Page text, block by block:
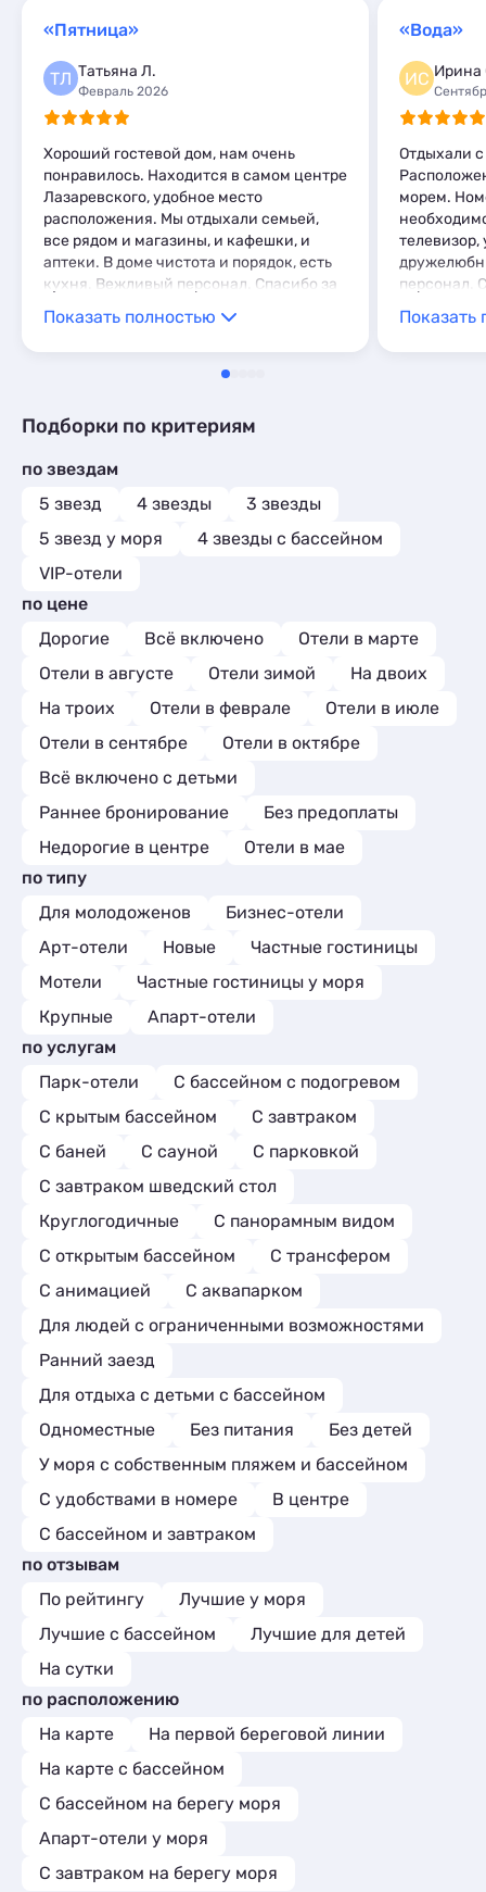
«Пятница»
ТЛ Татьяна Л.
Февраль 2026
Хороший гостевой дом, нам очень
понравилось. Находится в самом центре
Лазаревского, удобное место
расположения. Мы отдыхали семьей,
все рядом и магазины, и кафешки, и
аптеки. В доме чистота и порядок, есть
кухня. Вежливый персонал. Спасибо за
отличный отдых, летом обязательно
вернёмся к вам!
Показать полностью
«Вода»
ИС Ирина
Отдыхали
морем.
телевизор,
персонал.
отдых!
Показать
Подборки по критериям
по звездам
5 звезд
4 звезды
3 звезды
5 звезд у моря
4 звезды с бассейном
VIP-отели
по цене
Дорогие
Всё включено
Отели в марте
Отели в августе
Отели зимой
На двоих
На троих
Отели в феврале
Отели в июле
Отели в сентябре
Отели в октябре
Всё включено с детьми
Раннее бронирование
Без предоплаты
Недорогие в центре
Отели в мае
по типу
Для молодоженов
Бизнес-отели
Арт-отели
Новые
Частные гостиницы
Мотели
Частные гостиницы у моря
Крупные
Апарт-отели
по услугам
Парк-отели
С бассейном с подогревом
С крытым бассейном
С завтраком
С баней
С сауной
С парковкой
С завтраком шведский стол
Круглогодичные
С панорамным видом
С открытым бассейном
С трансфером
С анимацией
С аквапарком
Для людей с ограниченными возможностями
Ранний заезд
Для отдыха с детьми с бассейном
Одноместные
Без питания
Без детей
У моря с собственным пляжем и бассейном
С удобствами в номере
В центре
С бассейном и завтраком
по отзывам
По рейтингу
Лучшие у моря
Лучшие с бассейном
Лучшие для детей
На сутки
по расположению
На карте
На первой береговой линии
На карте с бассейном
С бассейном на берегу моря
Апарт-отели у моря
С завтраком на берегу моря